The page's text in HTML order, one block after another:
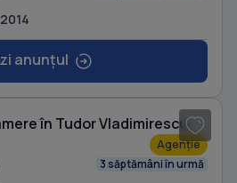
2014
anunțul
în Tudor Vladimirescu
Agenție
3 săptămâni în urmă